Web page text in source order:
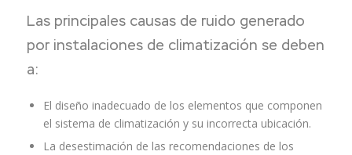
Las principales causas de ruido generado
por instalaciones de climatización se deben
a:
El diseño inadecuado de los elementos que componen
el sistema de climatización y su incorrecta ubicación.
La desestimación de las recomendaciones de los